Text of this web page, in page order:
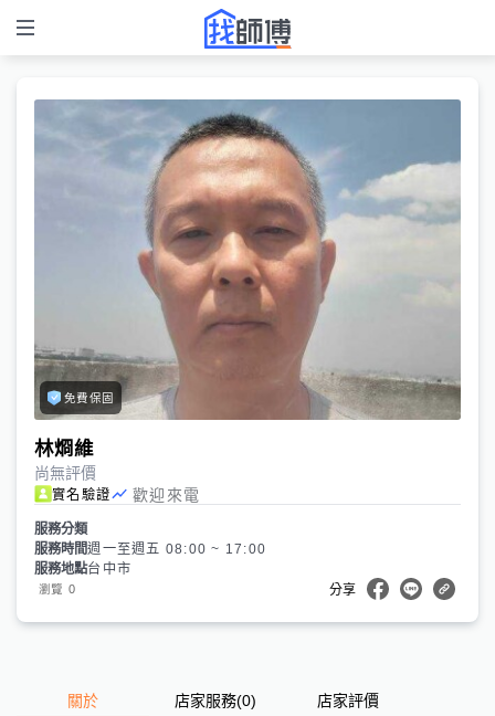
免費保固
林烱維
尚無評價
實名驗證 歡迎來電
服務分類
服務時間週一至週五 08:00 ~ 17:00
服務地點台中市
瀏覽 0 分享
關於 店家服務(0) 店家評價